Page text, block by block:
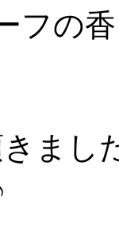
フの
きま